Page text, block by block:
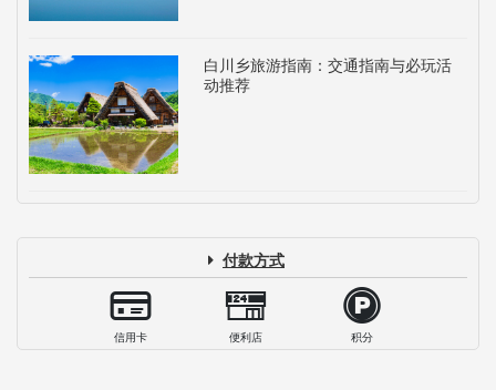
白川乡旅游指南：交通指南与必玩活
动推荐
付款方式
信用卡 便利店 积分